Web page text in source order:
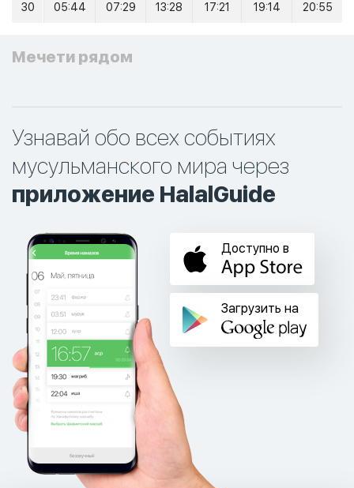
30 05:44 07:29 13:28 17:21 19:14 20:55
Мечети рядом
Узнавай обо всех событиях
мусульманского мира через
приложение HalalGuide
Доступно в
Загрузить на